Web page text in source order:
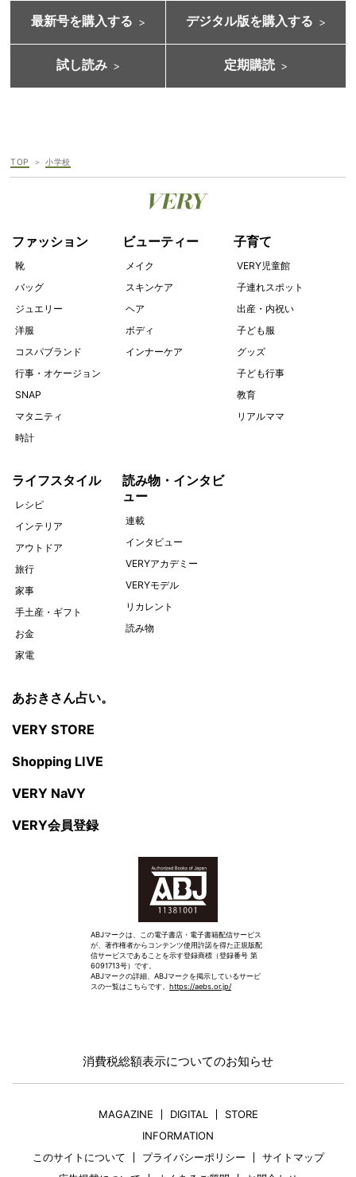
最新号を購入する デジタル版を購入する
試し読み 定期購読
TOP 小学校
ファッション
靴
バッグ
ジュエリー
洋服
コスパブランド
行事・オケージョン
SNAP
マタニティ
時計
ビューティー
メイク
スキンケア
ヘア
ボディ
インナーケア
子育て
VERY児童館
子連れスポット
出産・内祝い
子ども服
グッズ
子ども行事
教育
リアルママ
ライフスタイル
レシピ
インテリア
アウトドア
旅行
家事
手土産・ギフト
お金
家電
読み物・インタビ
ュー
連載
インタビュー
VERYアカデミー
VERYモデル
リカレント
読み物
あおきさん占い。
VERY STORE
Shopping LIVE
VERY NaVY
VERY会員登録
ABJマークは、この電子書店・電子書籍配信サービス
が、著作権者からコンテンツ使用許諾を得た正規版配
信サービスであることを示す登録商標（登録番号 第
6091713号）です。
ABJマークの詳細、ABJマークを掲示しているサービ
スの一覧はこちらです。 https://aebs.or.jp/
消費税総額表示についてのお知らせ
MAGAZINE DIGITAL
STORE
INFORMATION
このサイトについて
プライバシーポリシー
サイトマップ